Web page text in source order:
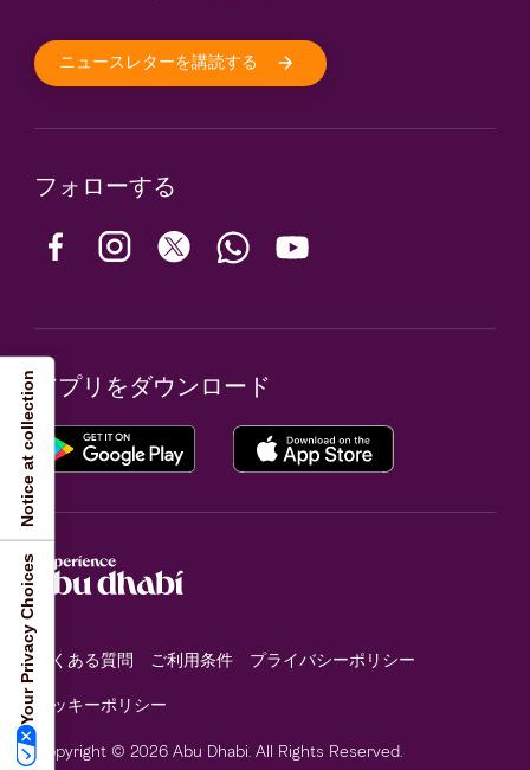
ニュースレターを講読する
フォローする
アプリをダウンロード
よくある質問 ご利用条件 プライバシーポリシー
クッキーポリシー
Copyright © 2026 Abu Dhabi. All Rights Reserved.
Your Privacy Choices
Notice at collection